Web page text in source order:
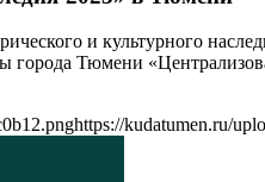
и культурного
Тюмени
https://kudatumen.ru/